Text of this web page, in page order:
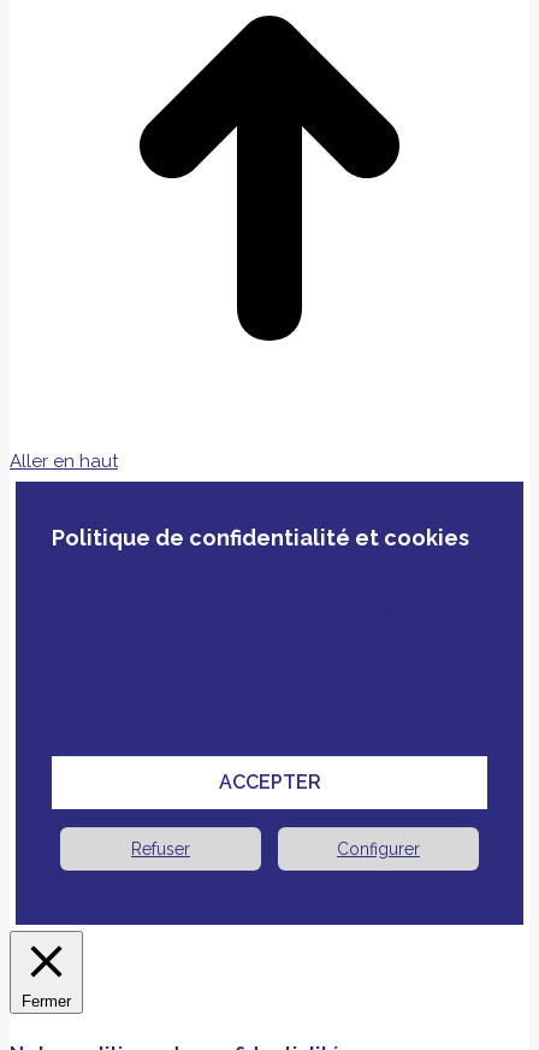
Aller en haut
Politique de confidentialité et cookies
ACCEPTER
Refuser Configurer
Fermer